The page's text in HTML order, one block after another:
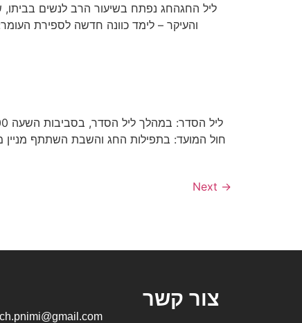
ליל החגהחג נפתח בשיעור הרב לנשים
והעיקר – לימד כוונה חדשה לספירת
חול המועד: בתפילות החג והשבת השתתף
Next →
צור קשר